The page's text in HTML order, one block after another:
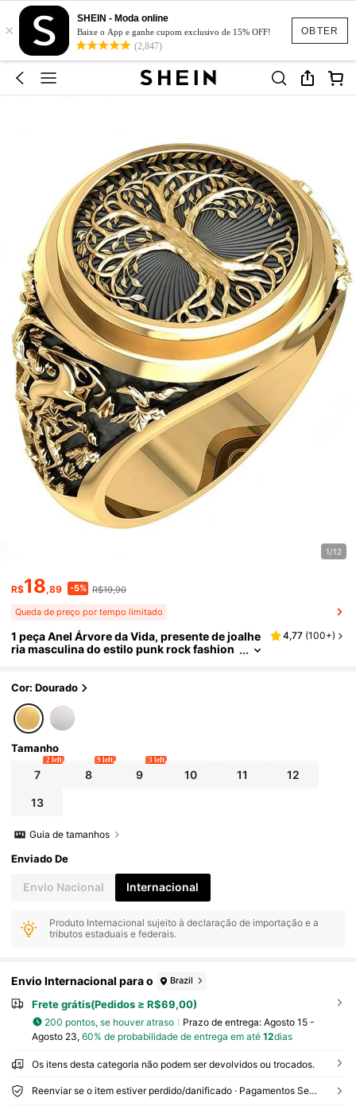
OBTER
×
SHEIN - Moda online
Baixe o App e ganhe cupom exclusivo de 15% OFF!
(2,847)
1/12
R$18,89 -5% R$19,90
Queda de preço por tempo limitado
1 peça Anel Árvore da Vida, presente de joalhe
ria masculina do estilo punk rock fashion
4,77 (100+)
Cor: Dourado
Tamanho
7
2 left
8
9 left
9
3 left
10 11 12
13
Guia de tamanhos
Enviado De
Envio Nacional Internacional
Produto Internacional sujeito à declaração de importação e a
tributos estaduais e federais.
Envio Internacional para o Brazil
Frete grátis(Pedidos ≥ R$69,00)
200 pontos, se houver atraso Prazo de entrega: Agosto 15 -
Agosto 23, 60% de probabilidade de entrega em até 12dias
Os itens desta categoria não podem ser devolvidos ou trocados.
Reenviar se o item estiver perdido/danificado · Pagamentos Seguros · Proteção de privacidade